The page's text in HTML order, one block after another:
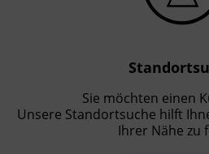
Sie möchten einen
Unsere Standortsuche hilft
Ihrer Nähe zu